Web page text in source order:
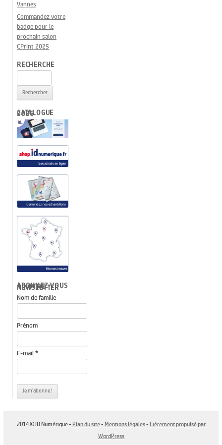
Vannes
Commandez votre
badge pour le
prochain salon
CPrint 2025
RECHERCHE
CATALOGUE 2026
ABONNEZ-VOUS À NOTRE NEWSLETTER
Nom de famille
Prénom
E-mail*
2014 © ID Numérique - Plan du site- Mentions légales- Fièrement propulsé par
WordPress